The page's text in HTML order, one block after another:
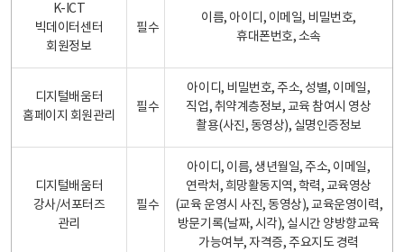
K-ICT
빅데이터센터
회원정보
필수
이름, 아이디, 이메일, 비밀번호,
휴대폰번호, 소속
디지털배움터
홈페이지 회원관리
필수
아이디, 비밀번호, 주소, 성별, 이메일,
직업, 취약계층정보, 교육 참여시 영상
촬용(사진, 동영상), 실명인증정보
디지털배움터
강사/서포터즈
관리
필수
아이디, 이름, 생년월일, 주소, 이메일,
연락처, 희망활동지역, 학력, 교육영상
(교육 운영시 사진, 동영상), 교육운영이력,
방문기록(날짜, 시각), 실시간 양방향교육
가능여부, 자격증, 주요지도 경력